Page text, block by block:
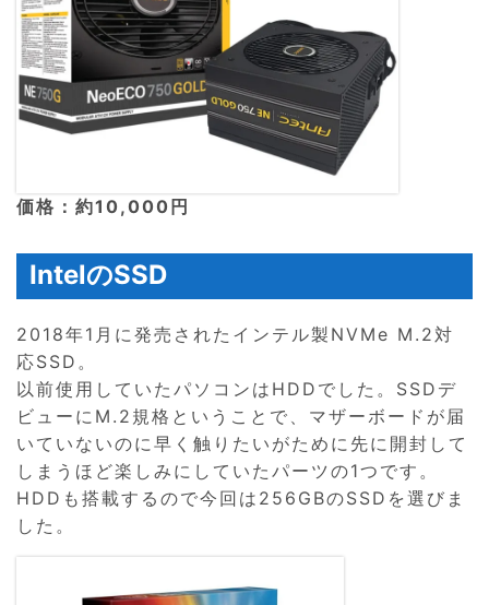
価格：約10,000円
IntelのSSD
2018年1月に発売されたインテル製NVMe M.2対
応SSD。
以前使用していたパソコンはHDDでした。SSDデ
ビューにM.2規格ということで、マザーボードが届
いていないのに早く触りたいがために先に開封して
しまうほど楽しみにしていたパーツの1つです。
HDDも搭載するので今回は256GBのSSDを選びま
した。